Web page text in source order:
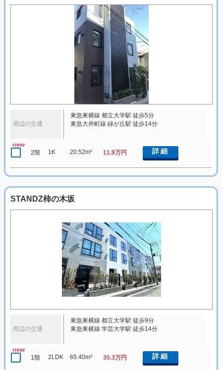
周辺の交通
東急東横線 都立大学駅 徒歩5分
東急大井町線 緑が丘駅 徒歩14分
new
2階 1K 20.52m² 11.9万円 詳細
STANDZ柿の木坂
周辺の交通
東急東横線 都立大学駅 徒歩9分
東急東横線 学芸大学駅 徒歩14分
new
1階 2LDK 65.40m² 35.3万円 詳細